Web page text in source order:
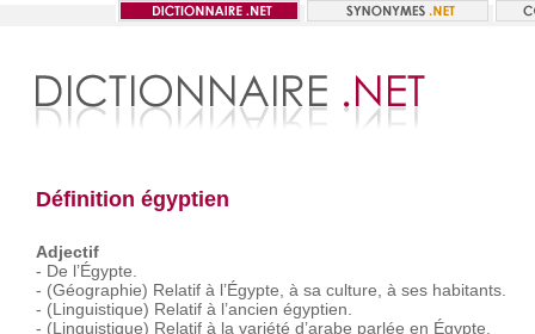
Définition égyptien
Adjectif
- De l’Égypte.
- (Géographie) Relatif à l’Égypte, à sa culture, à ses habitants.
- (Linguistique) Relatif à l’ancien égyptien.
- (Linguistique) Relatif à la variété d’arabe parlée en Égypte.